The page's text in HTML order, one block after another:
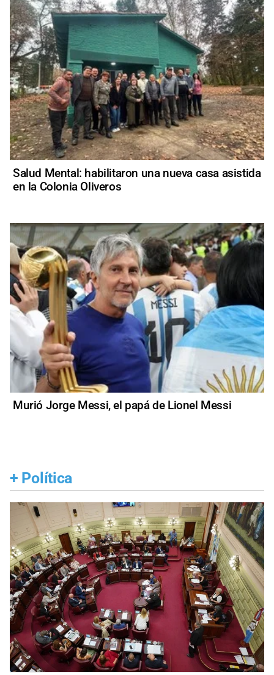
Salud Mental: habilitaron una nueva casa asistida
en la Colonia Oliveros
Murió Jorge Messi, el papá de Lionel Messi
+ Política